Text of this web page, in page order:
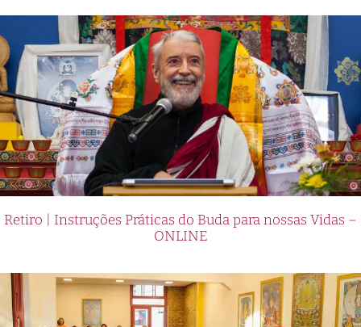
Retiro | Instruções Práticas do Buda para nossas Vidas –
ONLINE